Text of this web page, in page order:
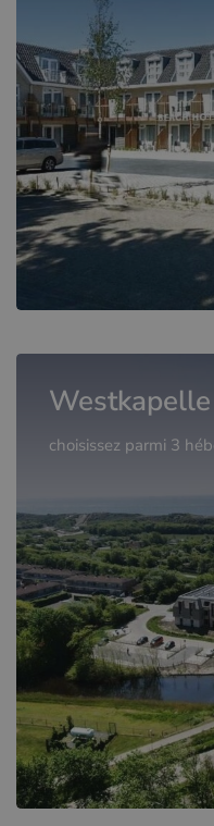
Westkapelle
choisissez parmi 3